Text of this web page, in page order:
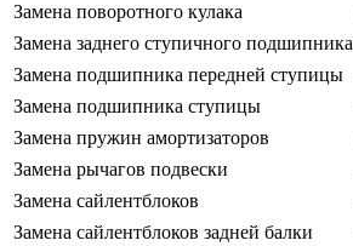
Замена поворотного кулака
Замена заднего ступичного подшипника
Замена подшипника передней ступицы
Замена подшипника ступицы
Замена пружин амортизаторов
Замена рычагов подвески
Замена сайлентблоков
Замена сайлентблоков задней балки